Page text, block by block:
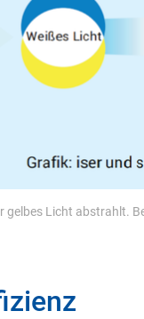
Licht abstrahlt.